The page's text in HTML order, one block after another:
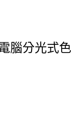
腦分光式色